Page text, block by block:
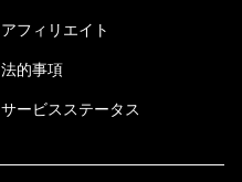
アフィリエイト
法的事項
サービスステータス